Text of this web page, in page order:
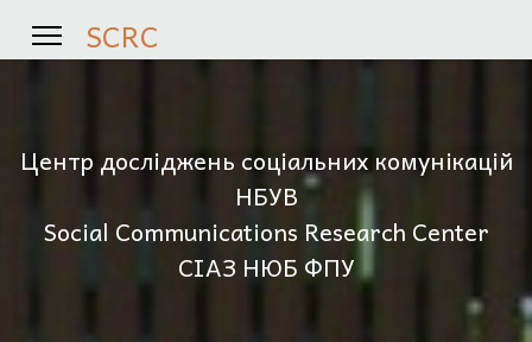
SCRC
Центр досліджень соціальних комунікацій
НБУВ
Social Communications Research Center
СІАЗ НЮБ ФПУ